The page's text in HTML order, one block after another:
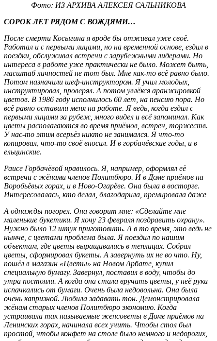
Фото: ИЗ АРХИВА АЛЕКСЕЯ САЛЬНИКОВА
СОРОК ЛЕТ РЯДОМ С ВОЖДЯМИ…
После смерти Косыгина я вроде бы отживал уже своё.
Работал и с первыми лицами, но на временной основе, ездил в
поездки, обслуживал встречи с зарубежными лидерами. Но
интереса в работе уже практически не было. Может быть,
масштаб личностей не тот был. Мне как-то всё равно было.
Потом назначили шеф-инструктором. Я учил молодых,
инструктировал, проверял. А потом увлёкся аранжировкой
цветов. В 1986 году исполнилось 60 лет, на пенсию пора. Но
всё равно оставили меня на работе. Я ведь, когда ездил с
первыми лицами за рубеж, много видел и всё запоминал. Как
цветы располагаются во время приёмов, встреч, торжеств.
У нас-то этим всерьёз никто не занимался. Я что-то
копировал, что-то своё вносил. И в горбачёвские годы, и в
ельцинские.
Раисе Горбачёвой нравилось. Я, например, оформлял её
встречи с жёнами членов Политбюро. И в Доме приёмов на
Воробьёвых горах, и в Ново-Огарёве. Она была в восторге.
Интересовалась, кто делал, благодарила, премировала даже
А однажды погорел. Она говорит мне: «Сделайте мне
маленькие букетики. Я хочу 23 февраля поздравить охрану».
Нужно было 12 штук приготовить. А в то время, это ведь не
нынче, с цветами проблема была. Я поездил по нашим
объектам, где цветы выращивались в теплицах. Собрал
цветы, сформировал букеты. А завернуть их не во что. Ну,
пошёл в магазин «Цветы» на Новом Арбате, купил
специальную бумагу. Завернул, поставил в воду, чтобы до
утра постояли. А когда она стала вручать цветы, у неё руки
испачкались от бумаги. Очень была недовольна. Она была
очень капризной. Любила задавать тон. Демонстрировала
жёнам старых членов Политбюро экономию. Когда
устраивала так называемые женсоветы в Доме приёмов на
Ленинских горах, начинала всех учить. Чтобы стол был
простой, чтобы конфет на столе было немного и недорогих,